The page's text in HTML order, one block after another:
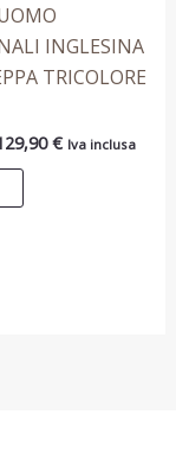
INGLESINA
TRICOLORE
€ Iva inclusa
Le
opzioni
possono
scelte
pagina